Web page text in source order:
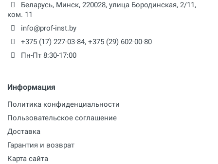
Беларусь, Минск, 220028, улица Бородинская, 2/11,
ком. 11
info@prof-inst.by
+375 (17) 227-03-84, +375 (29) 602-00-80
Пн-Пт 8:30-17:00
Информация
Политика конфиденциальности
Пользовательское соглашение
Доставка
Гарантия и возврат
Карта сайта